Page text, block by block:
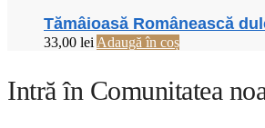
Tămâioasă Românească
33,00 lei Adaugă în coș
Intră în Comunitatea